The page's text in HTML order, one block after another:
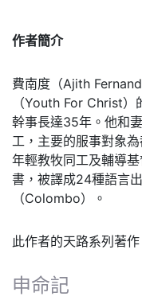
作者簡介
費南度（Ajith
（Youth For Christ
幹事長達35年。他和
工，主要的服事對象
年輕教牧同工及輔導
書，被譯成24種語言
（Colombo）。
此作者的天路系列著作
申命記